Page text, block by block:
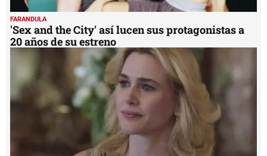
FARANDULA
'Sex and the City' así lucen sus protagonistas a
20 años de su estreno